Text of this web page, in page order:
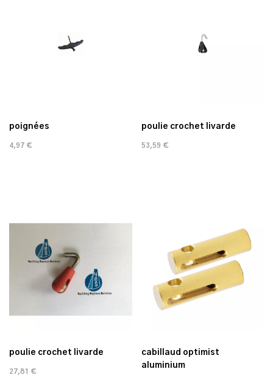
poignées
4,97 €
poulie crochet livarde
53,59 €
poulie crochet livarde
27,81 €
cabillaud optimist
aluminium